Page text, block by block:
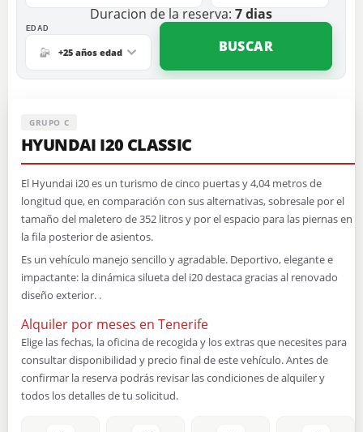
Duracion de la reserva: 7dias
EDAD
+25 años edad BUSCAR
GRUPO C
HYUNDAI I20 CLASSIC
El Hyundai i20 es un turismo de cinco puertas y 4,04 metros de
longitud que, en comparación con sus alternativas, sobresale por el
tamaño del maletero de 352 litros y por el espacio para las piernas en
la fila posterior de asientos.
Es un vehículo manejo sencillo y agradable. Deportivo, elegante e
impactante: la dinámica silueta del i20 destaca gracias al renovado
diseño exterior. .
Alquiler por meses en Tenerife
Elige las fechas, la oficina de recogida y los extras que necesites para
consultar disponibilidad y precio final de este vehículo. Antes de
confirmar la reserva podrás revisar las condiciones de alquiler y
todos los detalles de tu solicitud.